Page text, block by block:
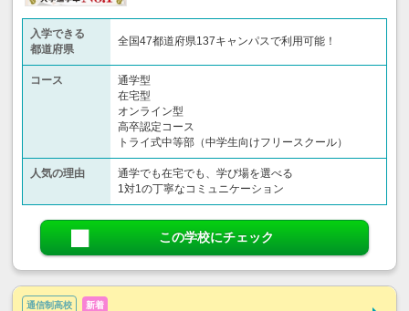
入学できる
都道府県
全国47都道府県137キャンパスで利用可能！
コース
通学型
在宅型
オンライン型
高卒認定コース
トライ式中等部（中学生向けフリースクール）​
人気の理由
通学でも在宅でも、学び場を選べる
1対1の丁寧なコミュニケーション
この学校にチェック
通信制高校 新着